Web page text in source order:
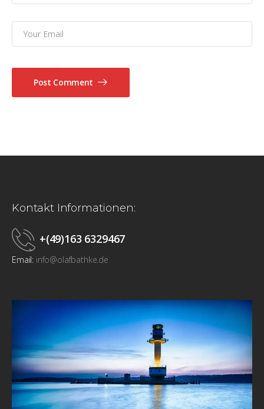
Post Comment
Kontakt Informationen:
+(49)163 6329467
Email: info@olafbathke.de